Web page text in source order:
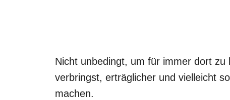
Nicht unbedingt, um für immer dort
verbringst, erträglicher und vielleicht
machen.